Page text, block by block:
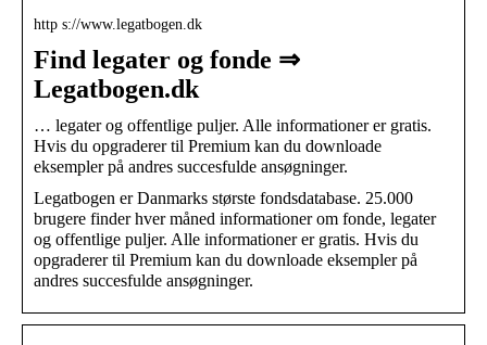
http s://www.legatbogen.dk
Find legater og fonde ⇒
Legatbogen.dk
… legater og offentlige puljer. Alle informationer er gratis.
Hvis du opgraderer til Premium kan du downloade
eksempler på andres succesfulde ansøgninger.
Legatbogen er Danmarks største fondsdatabase. 25.000
brugere finder hver måned informationer om fonde, legater
og offentlige puljer. Alle informationer er gratis. Hvis du
opgraderer til Premium kan du downloade eksempler på
andres succesfulde ansøgninger.